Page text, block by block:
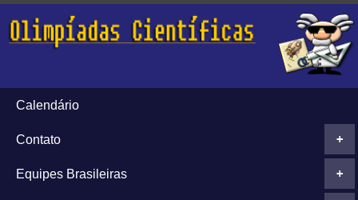
Calendário
+
Contato
+
Equipes Brasileiras